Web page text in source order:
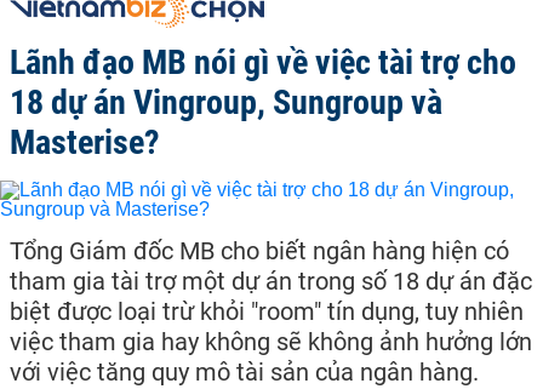
Lãnh đạo MB nói gì về việc tài trợ cho
18 dự án Vingroup, Sungroup và
Masterise?
Tổng Giám đốc MB cho biết ngân hàng hiện có
tham gia tài trợ một dự án trong số 18 dự án đặc
biệt được loại trừ khỏi "room" tín dụng, tuy nhiên
việc tham gia hay không sẽ không ảnh hưởng lớn
với việc tăng quy mô tài sản của ngân hàng.